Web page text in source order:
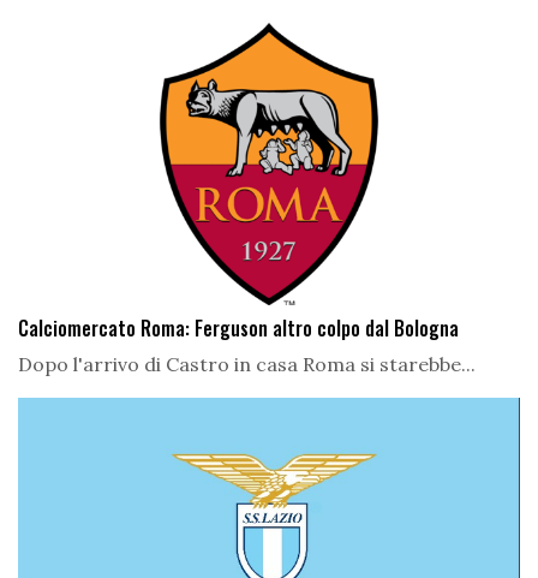
Calciomercato Roma: Ferguson altro colpo dal Bologna
Dopo l'arrivo di Castro in casa Roma si starebbe...